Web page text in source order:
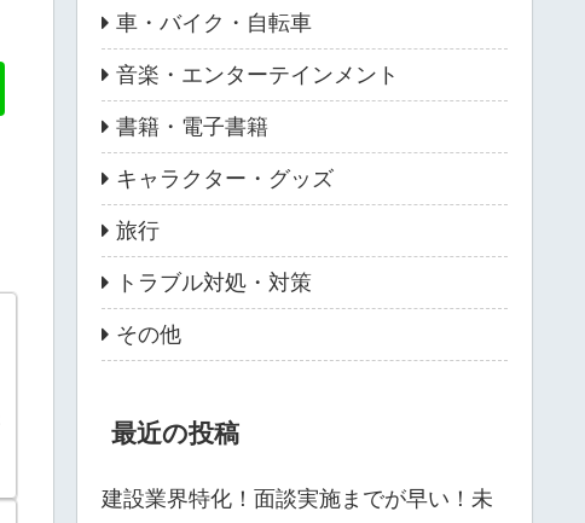
車・バイク・自転車
音楽・エンターテインメント
書籍・電子書籍
キャラクター・グッズ
旅行
トラブル対処・対策
その他
最近の投稿
建設業界特化！面談実施までが早い！未